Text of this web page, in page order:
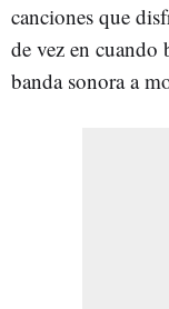
canciones que
de vez en cuando
banda sonora a